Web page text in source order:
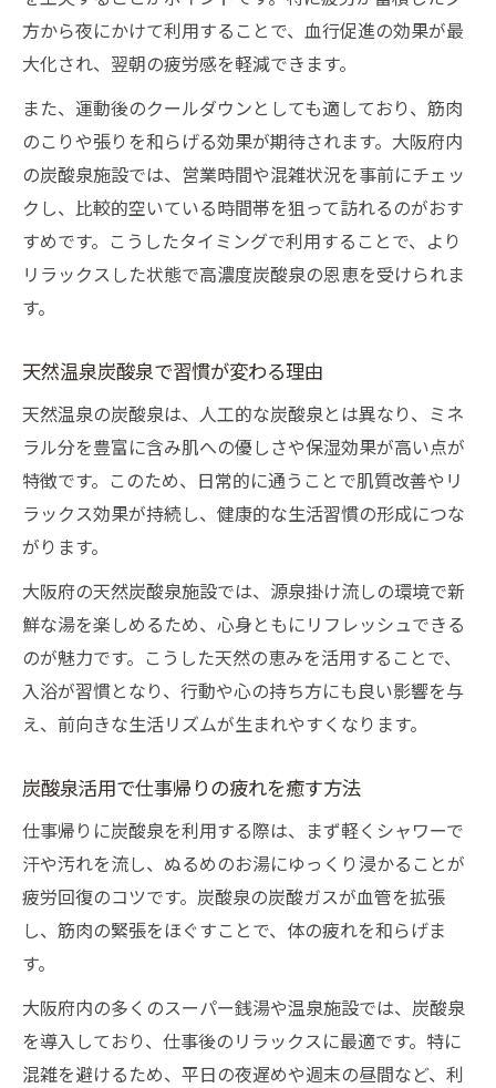
方から夜にかけて利用することで、血行促進の効果が最
大化され、翌朝の疲労感を軽減できます。
また、運動後のクールダウンとしても適しており、筋肉
のこりや張りを和らげる効果が期待されます。大阪府内
の炭酸泉施設では、営業時間や混雑状況を事前にチェッ
クし、比較的空いている時間帯を狙って訪れるのがおす
すめです。こうしたタイミングで利用することで、より
リラックスした状態で高濃度炭酸泉の恩恵を受けられま
す。
天然温泉炭酸泉で習慣が変わる理由
天然温泉の炭酸泉は、人工的な炭酸泉とは異なり、ミネ
ラル分を豊富に含み肌への優しさや保湿効果が高い点が
特徴です。このため、日常的に通うことで肌質改善やリ
ラックス効果が持続し、健康的な生活習慣の形成につな
がります。
大阪府の天然炭酸泉施設では、源泉掛け流しの環境で新
鮮な湯を楽しめるため、心身ともにリフレッシュできる
のが魅力です。こうした天然の恵みを活用することで、
入浴が習慣となり、行動や心の持ち方にも良い影響を与
え、前向きな生活リズムが生まれやすくなります。
炭酸泉活用で仕事帰りの疲れを癒す方法
仕事帰りに炭酸泉を利用する際は、まず軽くシャワーで
汗や汚れを流し、ぬるめのお湯にゆっくり浸かることが
疲労回復のコツです。炭酸泉の炭酸ガスが血管を拡張
し、筋肉の緊張をほぐすことで、体の疲れを和らげま
す。
大阪府内の多くのスーパー銭湯や温泉施設では、炭酸泉
を導入しており、仕事後のリラックスに最適です。特に
混雑を避けるため、平日の夜遅めや週末の昼間など、利